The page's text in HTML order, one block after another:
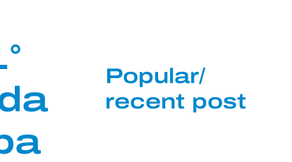
Popular/
recent post